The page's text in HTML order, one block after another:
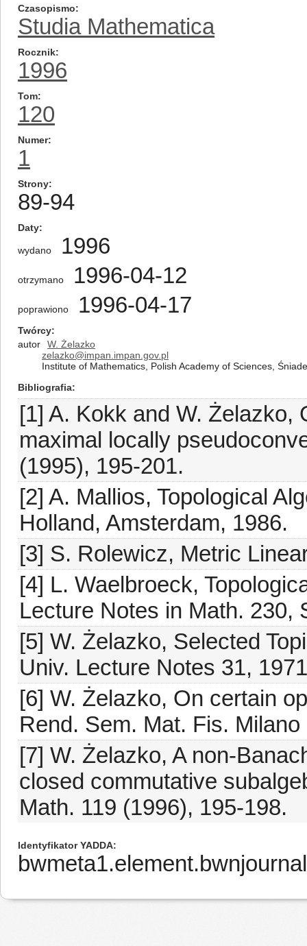
Czasopismo
Studia Mathematica
Rocznik
1996
Tom
120
Numer
1
Strony
89-94
Daty
wydano 1996
otrzymano 1996-04-12
poprawiono 1996-04-17
Twórcy
autor
W. Żelazko
zelazko@impan.impan.gov.pl
Institute of Mathematics, Polish Academy of Sciences,
Bibliografia
[1] A. Kokk and W.
maximal locally
(1995), 195-201.
[2] A. Mallios, Topological
Holland, Amsterdam, 1986.
[3] S. Rolewicz, Metric
[4] L. Waelbroeck,
Lecture Notes in Math. 230,
[5] W. Żelazko, Selected
Univ. Lecture Notes 31,
[6] W. Żelazko, On certain
Rend. Sem. Mat. Fis.
[7] W. Żelazko, A non-
closed commutative
Math. 119 (1996), 195-198.
Identyfikator YADDA